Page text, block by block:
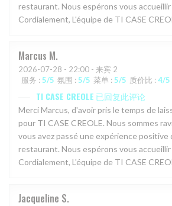
restaurant. Nous espérons vous
Cordialement, L'équipe de TI CASE
Marcus M
2026-07-28 - 22:00 - 来宾 2
服务 : 5/5 氛围 : 5/5 菜单 : 5/5 质价比 : 4/5
TI CASE CREOLE 已回复此评论
Merci Marcus, d'avoir pris le temps de
pour TI CASE CREOLE. Nous sommes
vous avez passé une expérience positive
restaurant. Nous espérons vous
Cordialement, L'équipe de TI CASE
Jacqueline S